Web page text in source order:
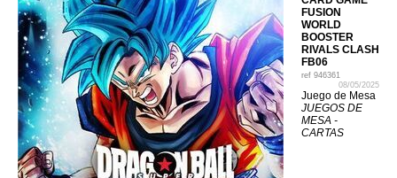
FUSION
WORLD
BOOSTER
RIVALS CLASH
FB06
ref 946361
08/05/2025
Juego de Mesa
JUEGOS DE
MESA -
CARTAS